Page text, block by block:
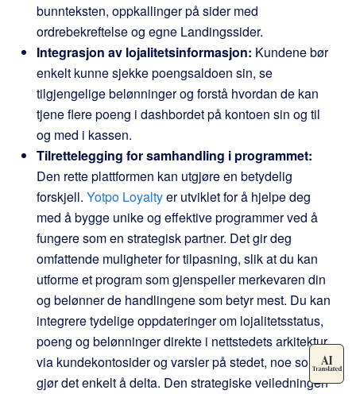
bunnteksten, oppkallinger på sider med
ordrebekreftelse og egne Landingssider.
Integrasjon av lojalitetsinformasjon: Kundene bør
enkelt kunne sjekke poengsaldoen sin, se
tilgjengelige belønninger og forstå hvordan de kan
tjene flere poeng i dashbordet på kontoen sin og til
og med i kassen.
Tilrettelegging for samhandling i programmet:
Den rette plattformen kan utgjøre en betydelig
forskjell. Yotpo Loyaltyer utviklet for å hjelpe deg
med å bygge unike og effektive programmer ved å
fungere som en strategisk partner. Det gir deg
omfattende muligheter for tilpasning, slik at du kan
utforme et program som gjenspeiler merkevaren din
og belønner de handlingene som betyr mest. Du kan
integrere tydelige oppdateringer om lojalitetsstatus,
poeng og belønninger direkte i nettstedets arkitektur
via kundekontosider og varsler på stedet, noe som
gjør det enkelt å delta. Den strategiske veiledningen